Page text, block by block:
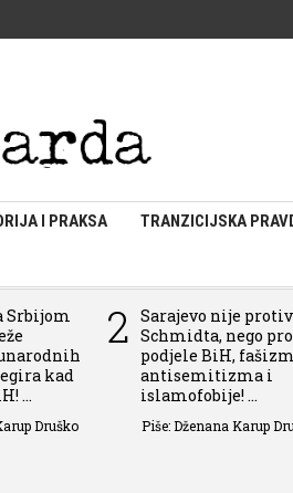
I PRAKSA TRANZICIJSKA
Srbijom
kad
...
Druško
2 Sarajevo nije protiv
Schmidta, nego
podjele BiH,
antisemitizma i
islamofobije! ...
Piše: Dženana Karup